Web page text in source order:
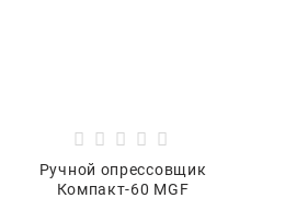
Ручной опрессовщик
Компакт-60 MGF